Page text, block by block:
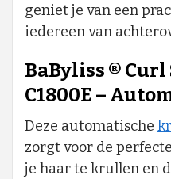
geniet je van een
iedereen van
BaByliss ®
C1800E –
Deze automatische
zorgt voor de
je haar te krullen en